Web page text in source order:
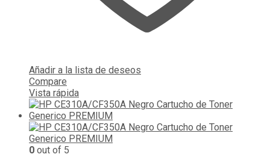
Añadir a la lista de deseos
Compare
Vista rápida
0 out of 5